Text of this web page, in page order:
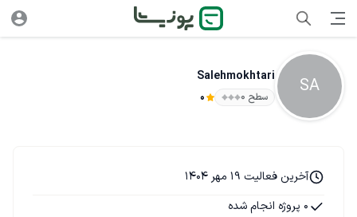
SA
Salehmokhtari
سطح ۰ 0
آخرین فعالیت 19 مهر 1404
0 پروژه انجام شده